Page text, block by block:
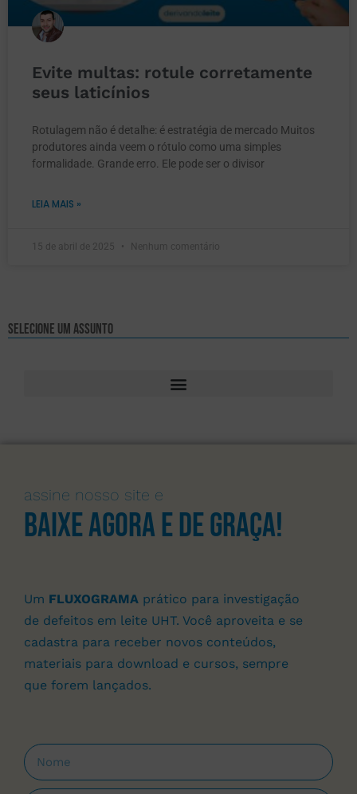
Evite multas: rotule corretamente
seus laticínios
Rotulagem não é detalhe: é estratégia de mercado Muitos
produtores ainda veem o rótulo como uma simples
formalidade. Grande erro. Ele pode ser o divisor
LEIA MAIS »
15 de abril de 2025 Nenhum comentário
Selecione um assunto
assine nosso site e
Baixe agora e de graça!
Um FLUXOGRAMA prático para investigação
de defeitos em leite UHT. Você aproveita e se
cadastra para receber novos conteúdos,
materiais para download e cursos, sempre
que forem lançados.